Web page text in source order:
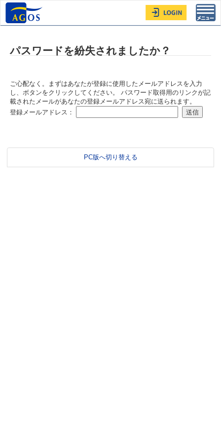
パスワードを紛失されましたか？
ご心配なく。まずはあなたが登録に使用したメールアドレスを入力
し、ボタンをクリックしてください。 パスワード取得用のリンクが記
載されたメールがあなたの登録メールアドレス宛に送られます。
登録メールアドレス：
PC版へ切り替える